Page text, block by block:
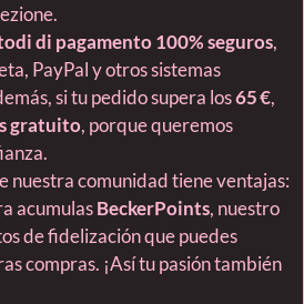
di pagamento 100% seguros,
PayPal y otros sistemas
si tu pedido supera los65 €,
gratuito, porque queremos
nuestra comunidad tiene ventajas:
acumulasBeckerPoints, nuestro
de fidelización que puedes
compras. ¡Así tu pasión también